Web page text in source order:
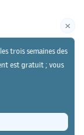
trois semaines des
est gratuit ; vous